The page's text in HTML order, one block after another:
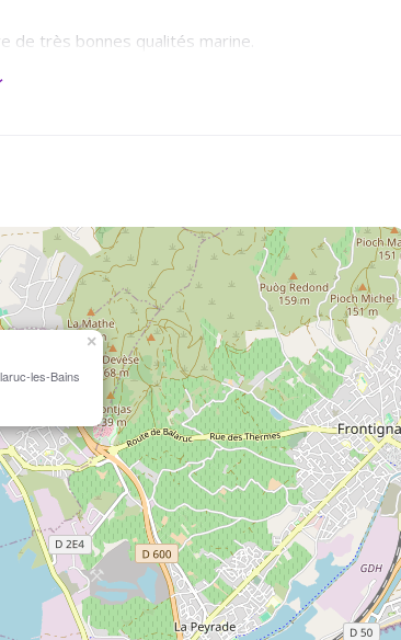
de très bonnes qualités marine.
les-Bains
×